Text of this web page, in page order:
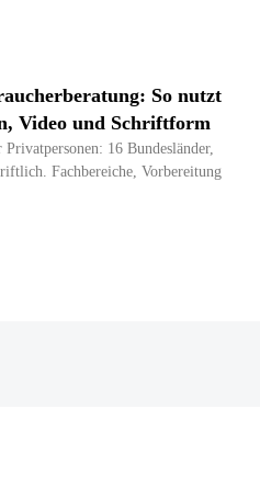
So nutzt
Video und Schriftform
16 Bundesländer,
Fachbereiche, Vorbereitung